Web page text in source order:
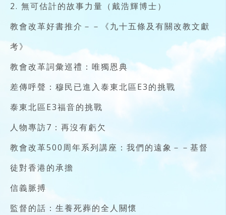
2. 無可估計的故事力量（戴浩輝博士）
教會改革好書推介－－《九十五條及有關改教文獻
考》
教會改革詞彙巡禮：唯獨恩典
差傳呼聲：穆民已進入泰東北區E3的挑戰
泰東北區E3福音的挑戰
人物專訪7：再沒有虧欠
教會改革500周年系列講座：我們的遠象－－基督
徒對香港的承擔
信義脈搏
監督的話：生養死葬的全人關懷